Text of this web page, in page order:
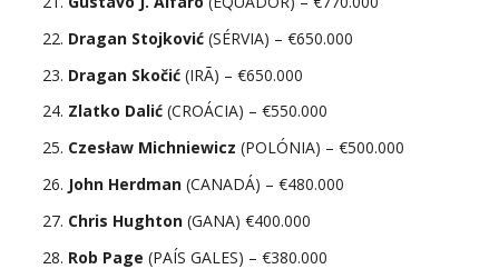
Dragan Stojković(SÉRVIA) – €650.000
Dragan Skočić(IRÃ) – €650.000
Zlatko Dalić(CROÁCIA) – €550.000
Czesław Michniewicz (POLÓNIA) – €500.000
John Herdman(CANADÁ) – €480.000
Chris Hughton(GANA) €400.000
Rob Page (PAÍS GALES) – €380.000